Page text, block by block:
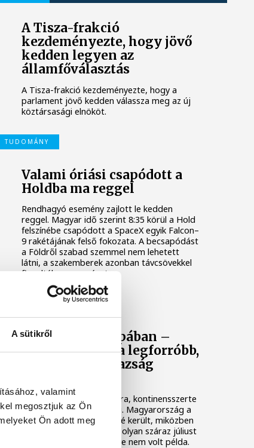
A sütikről
valamint
megosztjuk az Ön
Ön adott meg
A Tisza-frakció
kezdeményezte, hogy jövő
kedden legyen az
államfőválasztás
A Tisza-frakció kezdeményezte, hogy a
parlament jövő kedden válassza meg az új
köztársasági elnököt.
TUDOMÁNY
Valami óriási csapódott a
Holdba ma reggel
Rendhagyó esemény zajlott le kedden
reggel. Magyar idő szerint 8:35 körül a Hold
felszínébe csapódott a SpaceX egyik Falcon–
9 rakétájának felső fokozata. A becsapódást
a Földről szabad szemmel nem lehetett
látni, a szakemberek azonban távcsövekkel
figyelték az eseményt.
Rekordok Európában –
Magyarország a legforróbb,
Angliában szárazság
Rá sem ismerünk Európára, kontinensszerte
rekordokat dönt a hőség. Magyarország a
legforróbb országok közé került, miközben
az Egyesült Királyságban olyan száraz júliust
mértek, amilyenre 155 éve nem volt példa.